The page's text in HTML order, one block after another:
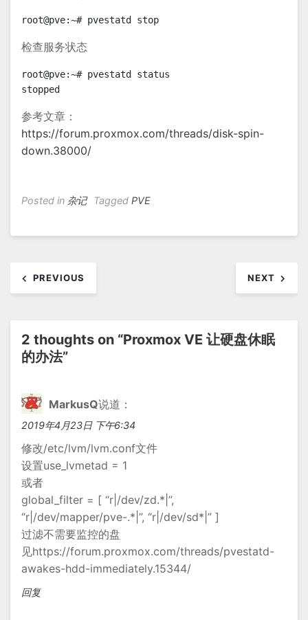
root@pve:~# pvestatd stop
检查服务状态
root@pve:~# pvestatd status
stopped
参考文章：
https://forum.proxmox.com/threads/disk-spin-
down.38000/
Posted in 杂记 Tagged PVE
章
航
PREVIOUS NEXT
2 thoughts on “Proxmox VE 让硬盘休眠
的办法”
MarkusQ说道：
2019年4月23日 下午6:34
修改/etc/lvm/lvm.conf文件
设置use_lvmetad = 1
或者
global_filter = [ “r|/dev/zd.*|”,
“r|/dev/mapper/pve-.*|”, “r|/dev/sd*|” ]
过滤不需要监控的盘
见https://forum.proxmox.com/threads/pvestatd-
awakes-hdd-immediately.15344/
回复